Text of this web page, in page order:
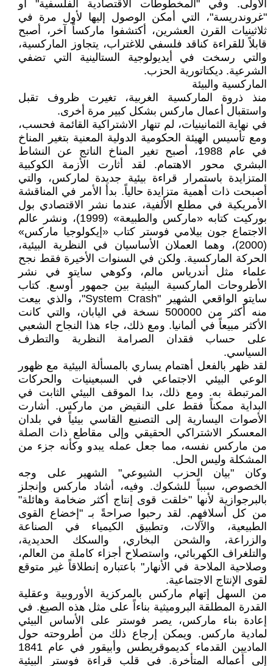
الأولى. وفي "المخطوطات الاقتصادية الفلسفية" أو
"غروندريسة"، التي أمكن الوصول إليها لأول مرة في
ثلاثينيات القرن العشرين، أكتشفوا ماركساً آخر، أصبح
قابلاً للقراءة كناقد فلسفي للاغتراب، يتجاوز الماركسية،
والتي رسخت في أيديولوجية الستالينية التي تضفي
الشرعية. ديكتاتورية الحزب.
الماركسية والبيئة
منذ ذروة الماركسية الغربية، تغيرت ظروف تقبل
واستقبال أعمال ماركس بشكل كبير مرة أخرى.
في نهاية الثمانينيات، لم تنهار الاشتراكية القائمة فحسب،
ومع تأسيس الهيئة الحكومية الدولية المعنية بتغير المناخ
في عام 1988، أصبح تغير المناخ الناتج عن النشاط
البشري محور الاهتمام. لقد أثارت الأزمة الكوكبية
المتزايدة باستمرار قراءة بيئية جديدة لماركس، والتي
أصبحت ذات أهمية متزايدة حالياً. بدأ الأمر في المناقشة
الأمريكية في مطلع الألفية، عندما نشر الاقتصادي بول
بوركيت كتابه «ماركس والطبيعة» (1999)، ونشر عالم
الاجتماع جون بيلامي فوستر كتاب «إيكولوجيا ماركس»
(2000)، وهما العملان الأساسيان في النظرية البيئية،
الحركة الماركسية. ولكن في السنوات الأخيرة فقط نجح
علماء مثل أندرياس مالم، وكوهي سايتو في نشر
الأطروحات الماركسية البيئية بين جمهور أوسع. كتاب
سايتو الواقعي الشهير "System Crash"، والذي بيعت
منه أكثر من 500000 نسخة في اليابان، والتي كانت
الأكثر مبيعاً في ألمانيا. ومع ذلك، جاء هذا النجاح الشعبي
على حساب فقدان الصرامة النظرية والتطرف
السياسي.
لقد ظهر بالفعل أهتمام يساري بالمسألة البيئية مع ظهور
الوعي البيئي الاجتماعي في السبعينيات والحركات
المرتبطة به. ومع ذلك، بدا الموقف البيئي الثابت في
البداية ممكناً فقط على النقيض من ماركس. أشارت
الأصوات اليسارية إلى التصنيع القاسي بيئياً في بلدان
المعسكر الاشتراكي الحقيقي وإلى مقاطع ذات الصلة
من ماركس نفسه، مما جعل عمله يبدو وكأنه جزء من
المشكلة وليس الحل.
وكان "بيان الحزب الشيوعي" الشهير على وجه
الخصوص، سبباً للشكوك. وفيه، أشاد ماركس وإنجلز
بالبرجوازية لأنها "خلقت قوى إنتاج أكثر ضخامة وهائلة"
من كل أسلافهم. لقد رحبوا صراحةً بـ "إخضاع القوى
الطبيعية، والآلات، وتطبيق الكيمياء في الصناعة
والزراعة، والشحن البخاري، والسكك الحديدية،
والتلغراف الكهربائي، واستصلاح أجزاء كاملة من العالم،
وصلاحية الملاحة في الأنهار" باعتباره إنطلاقاً غير متوقع
لقوى الإنتاج الاجتماعية.
من السهل إتهام ماركس بالمركزية الأوروبية وعقلية
القدرة المطلقة البروميثية بناءاً على مثل هذه الصيغ. في
إعادة بناء ماركس، يصر فوستر على الأساس البيئي
لمادية ماركس. ويمكن إرجاع ذلك من أطروحته حول
الماديين القدماء كديموقريطس وأبيقور في عام 1841
إلى أعماله المتأخرة. في قلب قراءة فوستر البيئية